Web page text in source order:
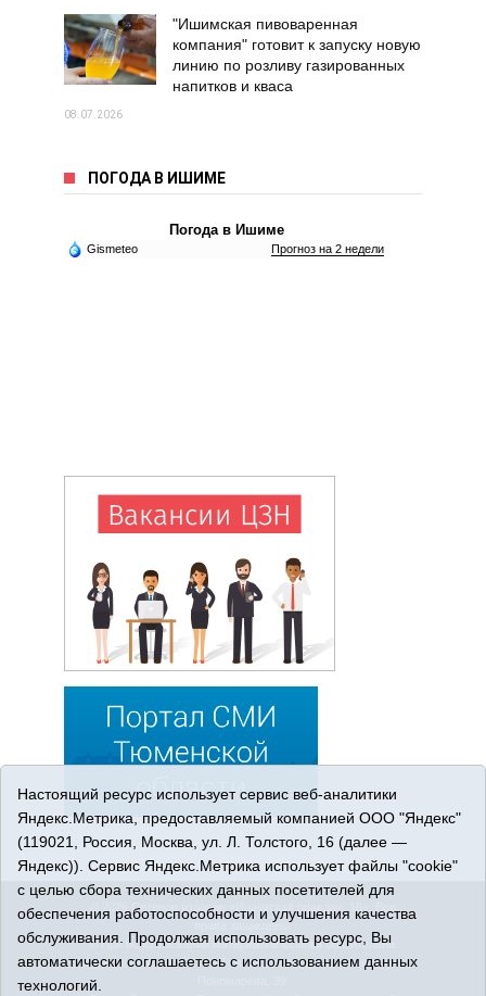
"Ишимская пивоваренная
компания" готовит к запуску новую
линию по розливу газированных
напитков и кваса
08.07.2026
ПОГОДА В ИШИМЕ
Погода в Ишиме
Gismeteo Прогноз на 2 недели
© 2026 Сетевое издание «Ишимская правда». 16+. Все
права защищены.
© При использовании материалов ссылка обязательна.
Адрес редакции: 627750 Тюменская область, г. Ишим, ул.
Настоящий ресурс использует сервис веб-аналитики
Яндекс.Метрика, предоставляемый компанией ООО "Яндекс"
(119021, Россия, Москва, ул. Л. Толстого, 16 (далее —
Яндекс)). Сервис Яндекс.Метрика использует файлы "cookie"
с целью сбора технических данных посетителей для
обеспечения работоспособности и улучшения качества
обслуживания. Продолжая использовать ресурс, Вы
автоматически соглашаетесь с использованием данных
технологий.